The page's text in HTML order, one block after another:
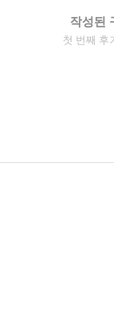
작성된
첫 번째 후